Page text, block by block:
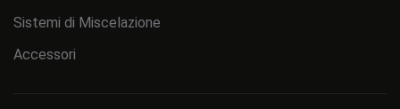
Sistemi di Miscelazione
Accessori